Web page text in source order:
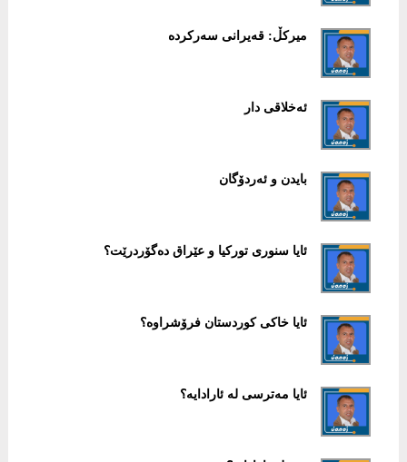
میرکڵ: قەیرانی سەرکردە
ئەخلاقی دار
بایدن و ئەردۆگان
ئایا سنوری تورکیا و عێراق دەگۆردرێت؟
ئایا خاکی کوردستان فرۆشراوە؟
ئایا مەترسی لە ئارادایە؟